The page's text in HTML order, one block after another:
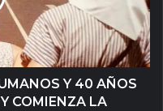
Y 40 AÑOS
COMIENZA LA